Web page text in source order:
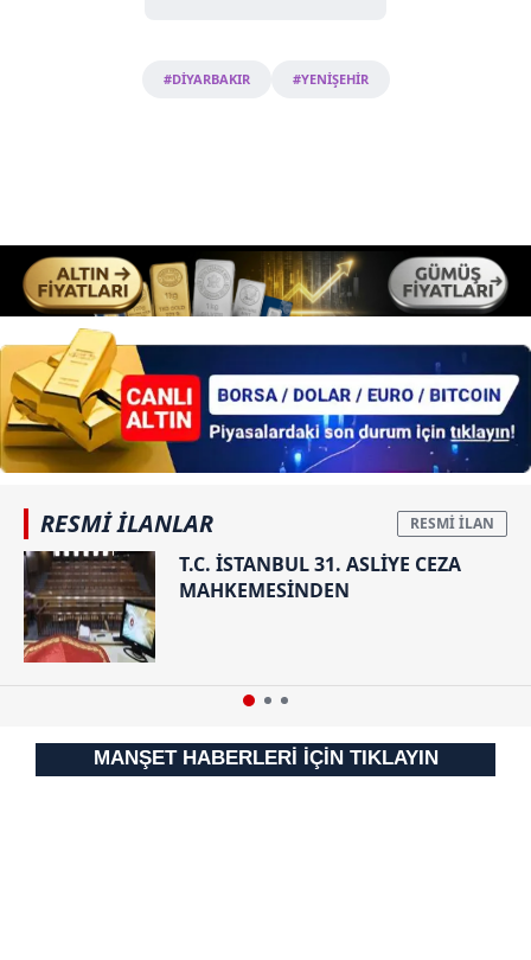
#DİYARBAKIR #YENİŞEHİR
RESMİ İLANLAR
T.C. İSTANBUL 31. ASLİYE CEZA
MAHKEMESİNDEN
MANŞET HABERLERİ İÇİN TIKLAYIN